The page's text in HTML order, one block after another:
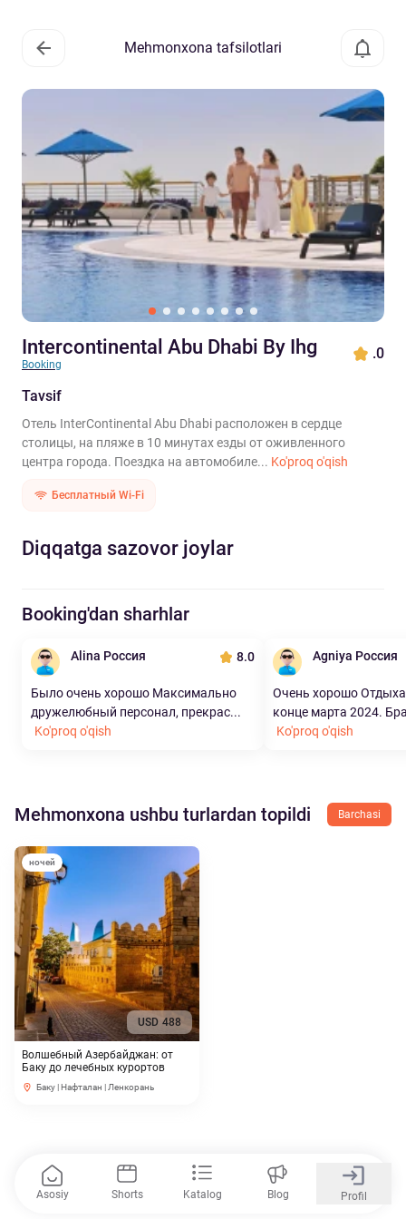
Mehmonxona tafsilotlari
Intercontinental Abu Dhabi By Ihg
Booking
.0
Tavsif
Отель InterContinental Abu Dhabi расположен в сердце
столицы, на пляже в 10 минутах езды от оживленного
центра города. Поездка на автомобиле... Ko'proq o'qish
Бесплатный Wi-Fi
Diqqatga sazovor joylar
Booking'dan sharhlar
Alina Россия 8.0
Было очень хорошо Максимально
дружелюбный персонал, прекрас...
Ko'proq o'qish
Agniya Россия
Очень хорошо
конце марта 2024.
Ko'proq o'qish
Mehmonxona ushbu turlardan topildi Barchasi
USD 488
ночей
Волшебный Азербайджан: от
Баку до лечебных курортов
Баку | Нафталан | Ленкорань
Asosiy Shorts Katalog Blog Profil